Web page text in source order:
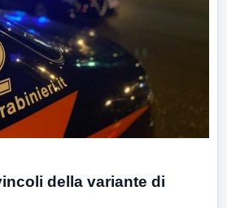
della variante di